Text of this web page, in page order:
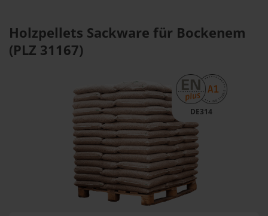
Holzpellets Sackware für Bockenem
(PLZ 31167)
DE314